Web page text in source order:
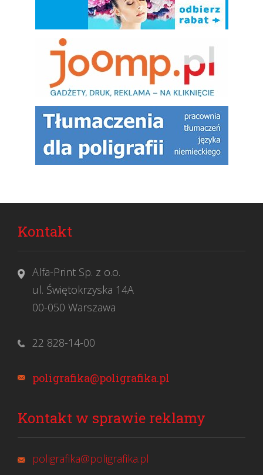
Kontakt
Alfa-Print Sp. z o.o.
ul. Świętokrzyska 14A
00-050 Warszawa
22 828-14-00
poligrafika@poligrafika.pl
Kontakt w sprawie reklamy
poligrafika@poligrafika.pl